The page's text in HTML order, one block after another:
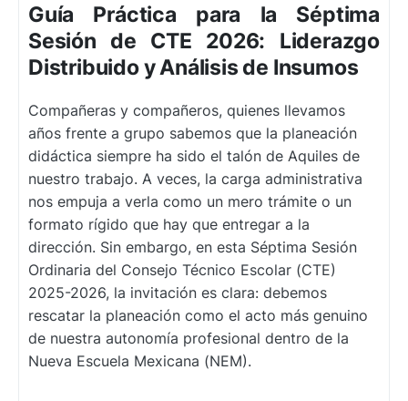
Guía Práctica para la Séptima
Sesión de CTE 2026: Liderazgo
Distribuido y Análisis de Insumos
Compañeras y compañeros, quienes llevamos
años frente a grupo sabemos que la planeación
didáctica siempre ha sido el talón de Aquiles de
nuestro trabajo. A veces, la carga administrativa
nos empuja a verla como un mero trámite o un
formato rígido que hay que entregar a la
dirección. Sin embargo, en esta Séptima Sesión
Ordinaria del Consejo Técnico Escolar (CTE)
2025-2026, la invitación es clara: debemos
rescatar la planeación como el acto más genuino
de nuestra autonomía profesional dentro de la
Nueva Escuela Mexicana (NEM).